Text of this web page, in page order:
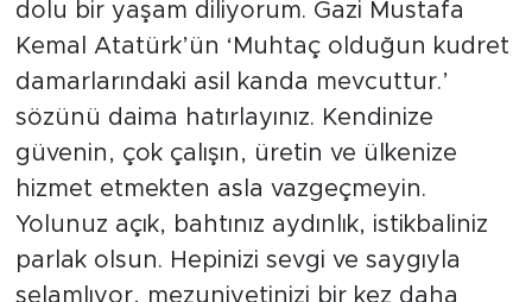
dolu bir yaşam diliyorum. Gazi Mustafa
Kemal Atatürk’ün ‘Muhtaç olduğun kudret
damarlarındaki asil kanda mevcuttur.’
sözünü daima hatırlayınız. Kendinize
güvenin, çok çalışın, üretin ve ülkenize
hizmet etmekten asla vazgeçmeyin.
Yolunuz açık, bahtınız aydınlık, istikbaliniz
parlak olsun. Hepinizi sevgi ve saygıyla
selamlıyor, mezuniyetinizi bir kez daha